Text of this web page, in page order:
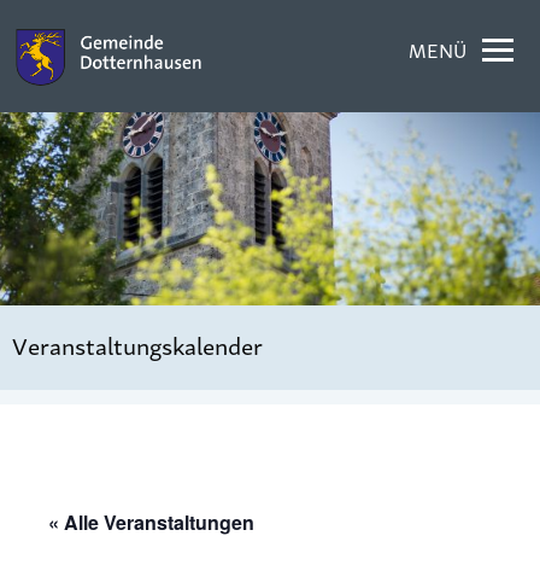
MENÜ
Veranstaltungskalender
« Alle Veranstaltungen